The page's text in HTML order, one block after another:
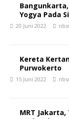
Yogya Pada
20 Juni 2022
Kereta
Purwokerto
15 Juni 2022
MRT